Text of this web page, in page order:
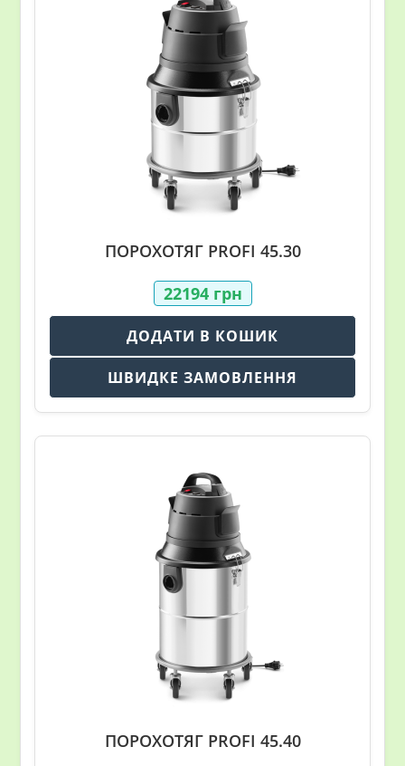
ПОРОХОТЯГ PROFI 45.30
22194 грн
ДОДАТИ В КОШИК
ШВИДКЕ ЗАМОВЛЕННЯ
ПОРОХОТЯГ PROFI 45.40